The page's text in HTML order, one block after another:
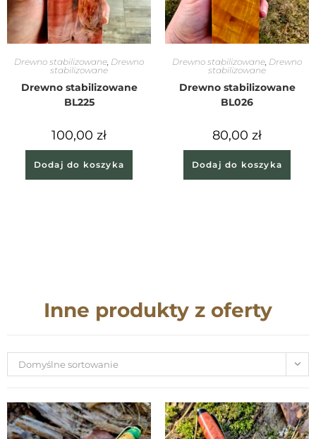
Drewno stabilizowane Drewno
stabilizowane
Drewno stabilizowane
BL225
100,00 zł
Dodaj do koszyka
Drewno stabilizowane Drewno
stabilizowane
Drewno stabilizowane
BL026
80,00 zł
Dodaj do koszyka
Inne produkty z oferty
Domyślne sortowanie